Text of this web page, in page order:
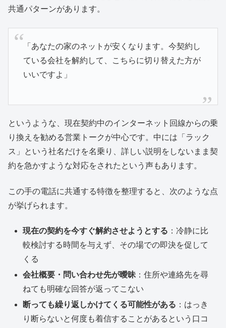
共通パターンがあります。
「あなたの家のネットが安くなります。今契約し
ている会社を解約して、こちらに切り替えた方が
いいですよ」
というような、現在契約中のインターネット回線からの乗
り換えを勧める営業トークが中心です。中には「ラック
ス」という社名だけを名乗り、詳しい説明をしないまま契
約を急かすような対応をされたという声もあります。
この手の電話に共通する特徴を整理すると、次のような点
が挙げられます。
現在の契約を今すぐ解約させようとする ：冷静に比
較検討する時間を与えず、その場での即決を促して
くる
会社概要・問い合わせ先が曖昧 ：住所や連絡先を尋
ねても明確な回答が返ってこない
断っても繰り返しかけてくる可能性がある ：はっき
り断らないと何度も着信することがあるという口コ